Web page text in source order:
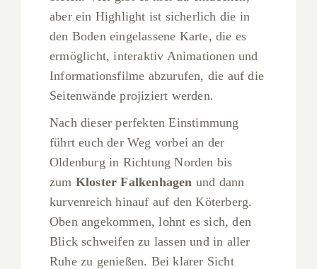
aber ein Highlight ist sicherlich die in
den Boden eingelassene Karte, die es
ermöglicht, interaktiv Animationen und
Informationsfilme abzurufen, die auf die
Seitenwände projiziert werden.
Nach dieser perfekten Einstimmung
führt euch der Weg vorbei an der
Oldenburg in Richtung Norden bis
zum Kloster Falkenhagen und dann
kurvenreich hinauf auf den Köterberg.
Oben angekommen, lohnt es sich, den
Blick schweifen zu lassen und in aller
Ruhe zu genießen. Bei klarer Sicht